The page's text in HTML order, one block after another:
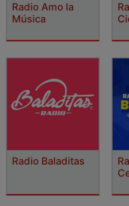
Radio Amo la
Música
Radio Baladitas